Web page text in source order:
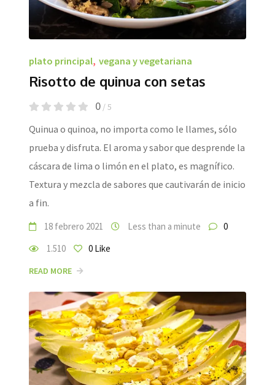
plato principal, vegana y vegetariana
Risotto de quinua con setas
0 / 5
Quinua o quinoa, no importa como le llames, sólo
prueba y disfruta. El aroma y sabor que desprende la
cáscara de lima o limón en el plato, es magnífico.
Textura y mezcla de sabores que cautivarán de inicio
a fin.
18 febrero 2021 Less than a minute
0
1.510
0 Like
READ MORE